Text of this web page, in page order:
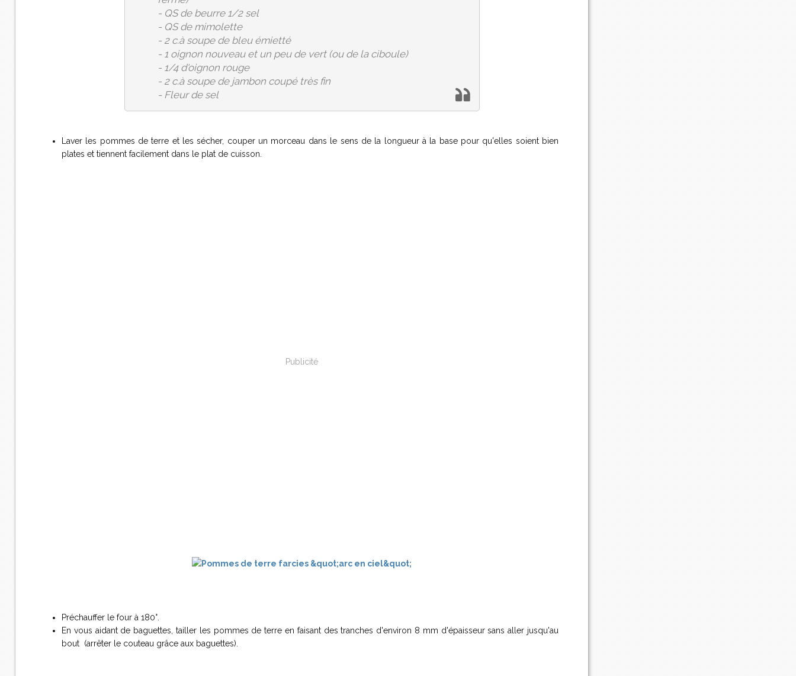
- QS de beurre 1/2 sel
- QS de mimolette
- 2 c.à soupe de bleu émietté
- 1 oignon nouveau et un peu de vert (ou de la ciboule)
- 1/4 d'oignon rouge
- 2 c.à soupe de jambon coupé très fin
- Fleur de sel
Laver les pommes de terre et les sécher, couper un morceau dans le sens de la longueur à la base pour qu'elles soient bien
plates et tiennent facilement dans le plat de cuisson.
Publicité
Préchauffer le four à 180°.
En vous aidant de baguettes, tailler les pommes de terre en faisant des tranches d'environ 8 mm d'épaisseur sans aller jusqu'au
bout (arrêter le couteau grâce aux baguettes).